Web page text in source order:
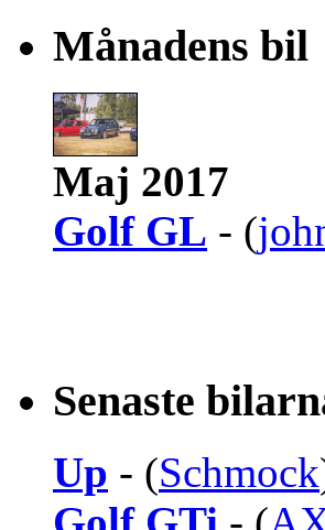
Månadens bil
Maj 2017
Golf GL - (
Senaste
Up - (Schmock